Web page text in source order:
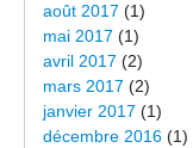
août 2017 (1)
mai 2017 (1)
avril 2017 (2)
mars 2017 (2)
janvier 2017 (1)
décembre 2016 (1)